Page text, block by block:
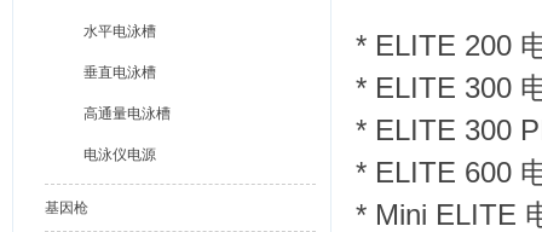
水平电泳槽
垂直电泳槽
高通量电泳槽
电泳仪电源
基因枪
* ELITE 200
* ELITE 300
* ELITE 300
* ELITE 600
* Mini ELITE